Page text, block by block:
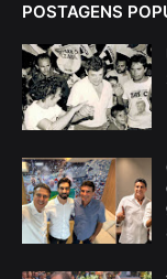
POSTAGENS